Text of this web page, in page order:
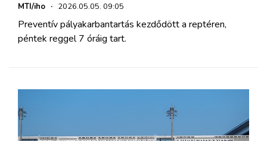
MTI/iho · 2026.05.05. 09:05
Preventív pályakarbantartás kezdődött a reptéren,
péntek reggel 7 óráig tart.